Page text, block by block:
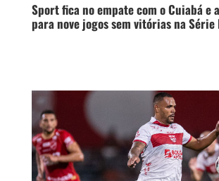
Sport fica no empate com o Cuiabá e
para nove jogos sem vitórias na Série